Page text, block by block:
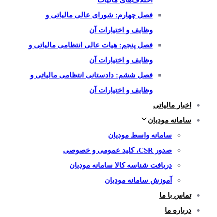
فصل چهارم: شورای عالی مالیاتی و
وظایف و اختیارات آن
فصل پنجم: هیات عالی انتظامی مالیاتی و
وظایف و اختیارات آن
فصل ششم: دادستانی انتظامی مالیاتی و
وظایف و اختیارات آن
اخبار مالیاتی
سامانه مودیان
سامانه واسط مودیان
صدور CSR، کلید عمومی و خصوصی
دریافت شناسه کالا سامانه مودیان
آموزش سامانه مودیان
تماس با ما
درباره ما